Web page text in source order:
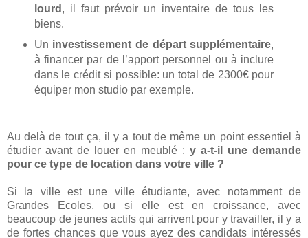
lourd , il faut prévoir un inventaire de tous les
biens.
Un investissement de départ supplémentaire,
à financer par de l’apport personnel ou à inclure
dans le crédit si possible: un total de 2300€ pour
équiper mon studio par exemple.
Au delà de tout ça, il y a tout de même un point essentiel à
étudier avant de louer en meublé : y a-t-il une demande
pour ce type de location dans votre ville ?
Si la ville est une ville étudiante, avec notamment de
Grandes Ecoles, ou si elle est en croissance, avec
beaucoup de jeunes actifs qui arrivent pour y travailler, il y a
de fortes chances que vous ayez des candidats intéressés